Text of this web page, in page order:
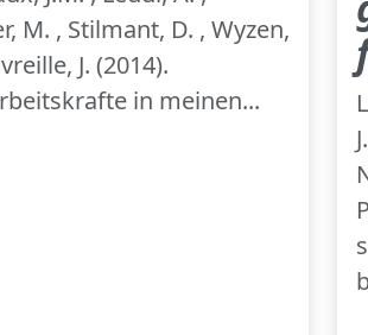
M. , Stilmant, D. , Wyzen,
J. (2014).
in meinen...